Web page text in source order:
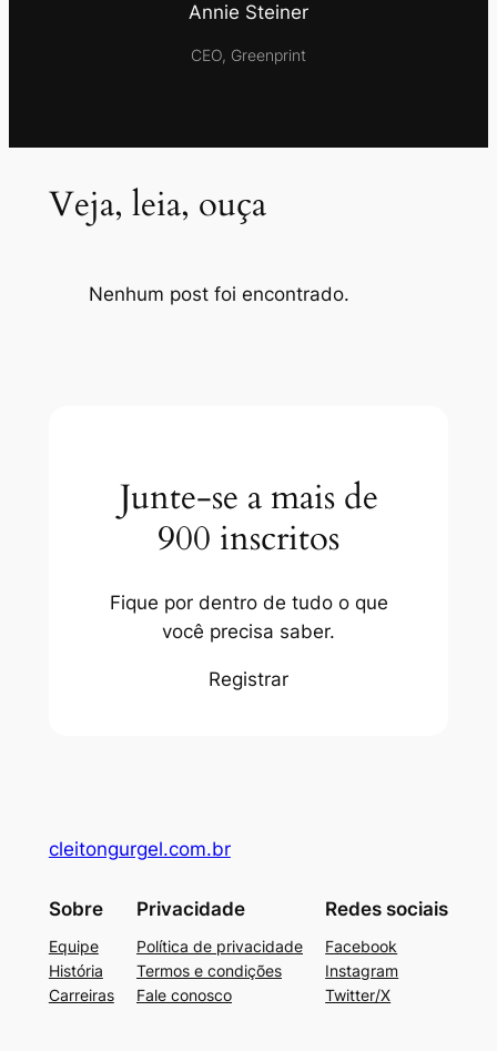
Annie Steiner
CEO, Greenprint
Veja, leia, ouça
Nenhum post foi encontrado.
Junte-se a mais de
900 inscritos
Fique por dentro de tudo o que
você precisa saber.
Registrar
cleitongurgel.com.br
Sobre
Equipe
História
Carreiras
Privacidade
Política de privacidade
Termos e condições
Fale conosco
Redes sociais
Facebook
Instagram
Twitter/X